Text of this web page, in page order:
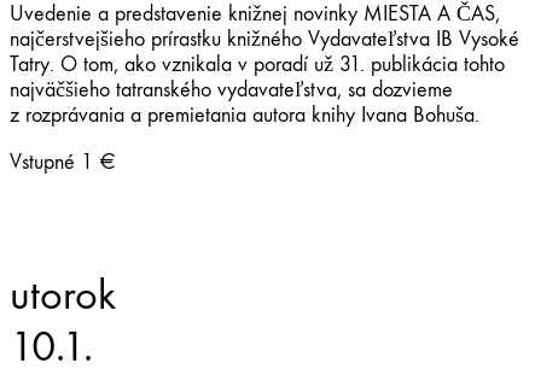
Uvedenie a predstavenie knižnej novinky MIESTA A ČAS,
najčerstvejšieho prírastku knižného Vydavateľstva IB Vysoké
Tatry. O tom, ako vznikala v poradí už 31. publikácia tohto
najväčšieho tatranského vydavateľstva, sa dozvieme
z rozprávania a premietania autora knihy Ivana Bohuša.
Vstupné 1 €
utorok
10.1.